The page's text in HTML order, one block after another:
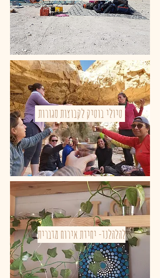
טיולי בוטיק לקבוצות סגורות
להלהלנד- יחידת אירוח מדברית